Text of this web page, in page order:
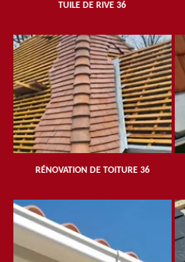
TUILE DE RIVE 36
RÉNOVATION DE TOITURE 36